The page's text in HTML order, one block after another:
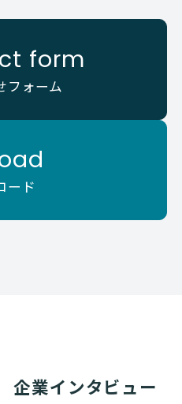
form
フォーム
ード
企業インタビュー